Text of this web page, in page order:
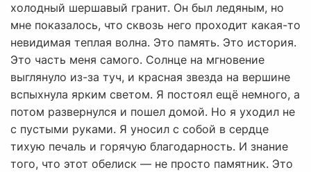
холодный шершавый гранит. Он был ледяным, но
мне показалось, что сквозь него проходит какая-то
невидимая теплая волна. Это память. Это история.
Это часть меня самого. Солнце на мгновение
выглянуло из-за туч, и красная звезда на вершине
вспыхнула ярким светом. Я постоял ещё немного, а
потом развернулся и пошел домой. Но я уходил не
с пустыми руками. Я уносил с собой в сердце
тихую печаль и горячую благодарность. И знание
того, что этот обелиск — не просто памятник. Это